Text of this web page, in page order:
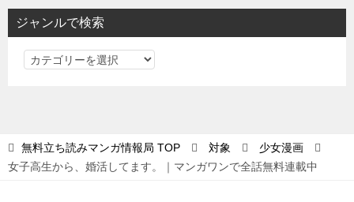
ジャンルで検索
ジ
検
無料立ち読みマンガ情報局 TOP 対象
少女漫画
女子高生から、婚活してます。｜マンガワンで全話無料連載中